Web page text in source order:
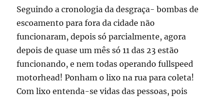
Seguindo a cronologia da desgraça- bombas de
escoamento para fora da cidade não
funcionaram, depois só parcialmente, agora
depois de quase um mês só 11 das 23 estão
funcionando, e nem todas operando fullspeed
motorhead! Ponham o lixo na rua para coleta!
Com lixo entenda-se vidas das pessoas, pois